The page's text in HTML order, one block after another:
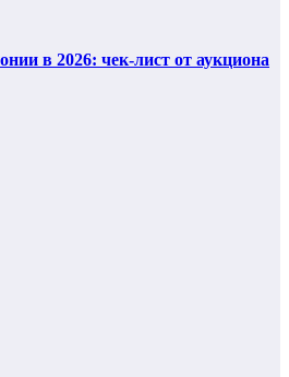
в 2026: чек-лист от аукциона